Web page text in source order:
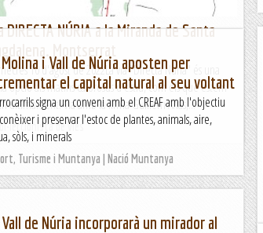
DIRECTA NÚRIA a la Miranda de Santa
10 d'agost de 2022La via "Directa Núria" és una
opció als matins calorosus d'estiu, com els que estem
últimament. Via amb la firma Guillem Arias,...
de vies
Molina i Vall de Núria aposten per
el capital natural al seu voltant
signa un conveni amb el CREAF amb l'objectiu
i preservar l'estoc de plantes, animals, aire,
sòls, i minerals
Turisme i Muntanya | Nació Muntanya
Vall de Núria incorporarà un mirador al